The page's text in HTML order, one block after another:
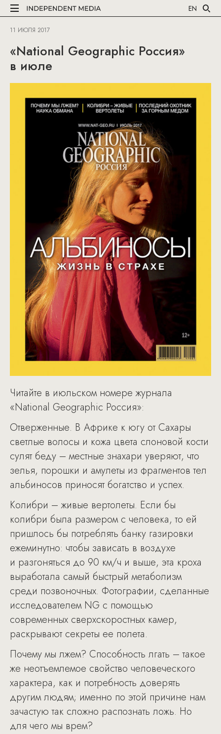
EN
11 ИЮЛЯ 2017
«National Geographic Россия»
в июле
Читайте в июльском номере журнала
«National Geographic Россия»:
Отверженные. В Африке к югу от Сахары
светлые волосы и кожа цвета слоновой кости
сулят беду – местные знахари уверяют, что
зелья, порошки и амулеты из фрагментов тел
альбиносов приносят богатство и успех.
Колибри – живые вертолеты. Если бы
колибри была размером с человека, то ей
пришлось бы потреблять банку газировки
ежеминутно: чтобы зависать в воздухе
и разгоняться до 90 км/ч и выше, эта кроха
выработала самый быстрый метаболизм
среди позвоночных. Фотографии, сделанные
исследователем NG с помощью
современных сверхскоростных камер,
раскрывают секреты ее полета.
Почему мы лжем? Способность лгать – такое
же неотъемлемое свойство человеческого
характера, как и потребность доверять
другим людям; именно по этой причине нам
зачастую так сложно распознать ложь. Но
для чего мы врем?